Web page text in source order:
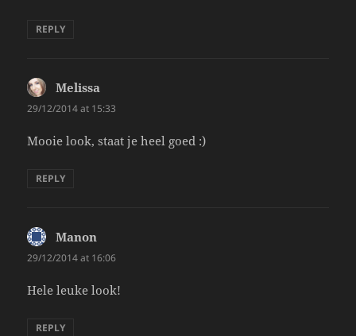
REPLY
Melissa
29/12/2014 at 15:33
Mooie look, staat je heel goed :)
REPLY
Manon
29/12/2014 at 16:06
Hele leuke look!
REPLY